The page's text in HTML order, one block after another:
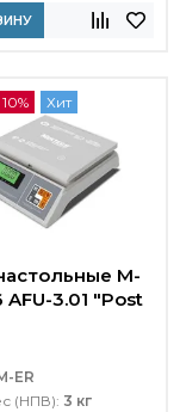
Хит
M-
AFU-3.01 "Post
ER
(НПВ): 3 кг